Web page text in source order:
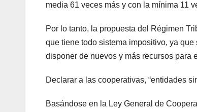
media 61 veces más y con la mínima 11
Por lo tanto, la propuesta del Régimen
que tiene todo sistema impositivo, ya
disponer de nuevos y más recursos para
Declarar a las cooperativas, “entidades
Basándose en la Ley General de